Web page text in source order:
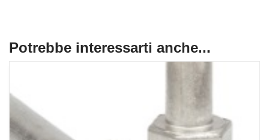
Potrebbe interessarti anche...